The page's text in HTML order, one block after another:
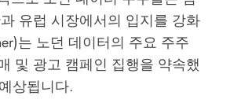
유럽 시장에서의 입지를 강화
는 노던 데이터의 주요 주주
및 광고 캠페인 집행을 약속했
상됩니다.